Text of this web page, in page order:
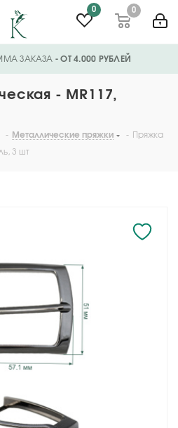
0 0
ЗАКАЗА - ОТ 4.000 РУБЛЕЙ
- MR117,
- Металлические пряжки - Пряжка
3 шт